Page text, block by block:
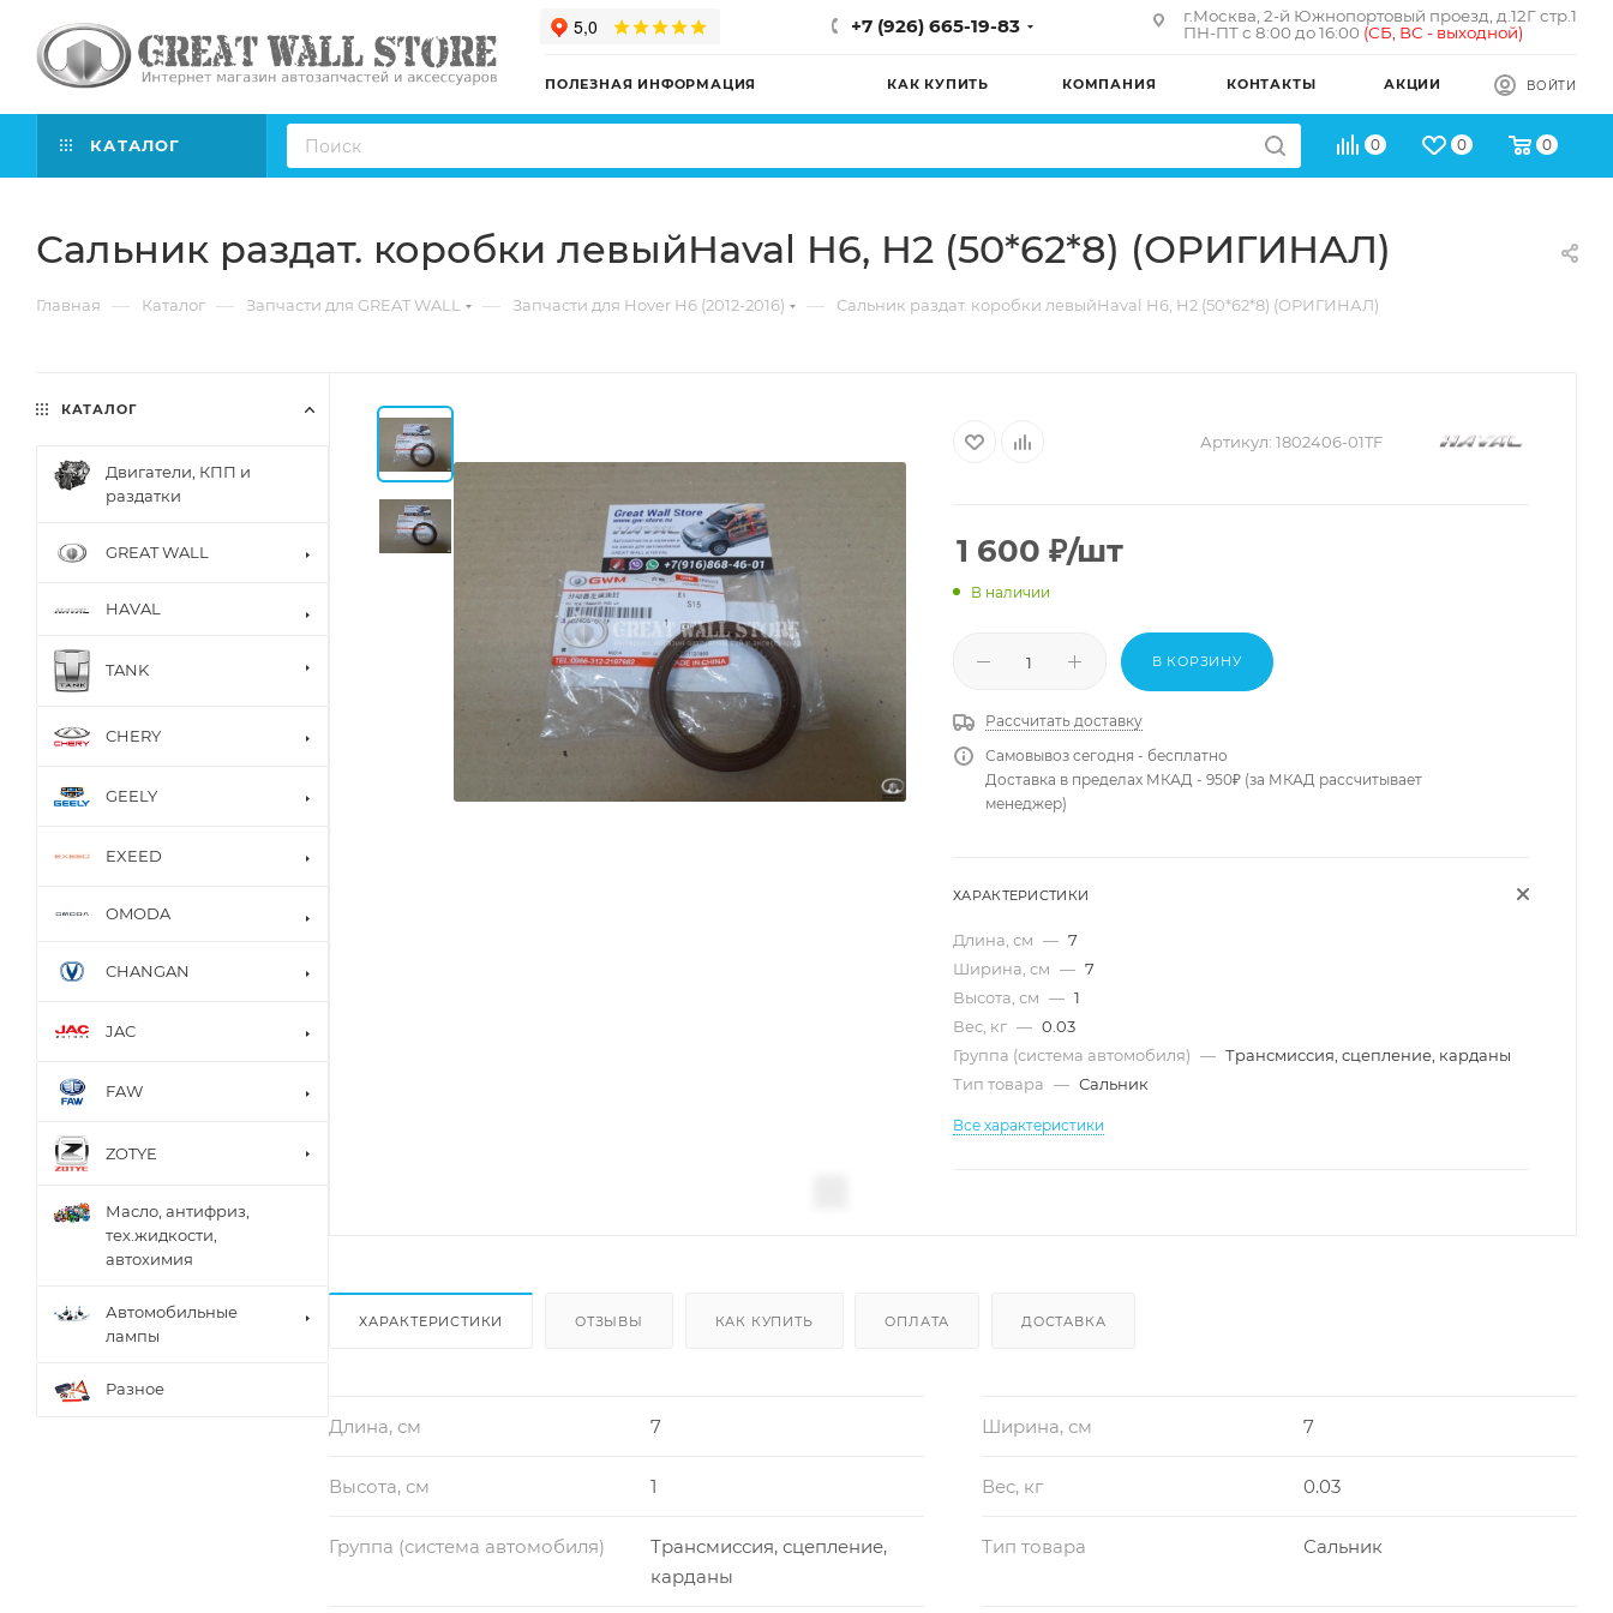
+7 (926) 665-19-83
г.Москва, 2-й Южнопортовый проезд, д.12Г стр.1
ПН-ПТ с 8:00 до 16:00 (СБ, ВС - выходной)
ПОЛЕЗНАЯ ИНФОРМАЦИЯ КАК КУПИТЬ КОМПАНИЯ КОНТАКТЫ АКЦИИ ВОЙТИ
КАТАЛОГ 0 0 0
Сальник раздат. коробки левыйHaval H6, H2 (50*62*8) (ОРИГИНАЛ)
Главная — Каталог — Запчасти для GREAT WALL — Запчасти для Hover H6 (2012-2016) — Сальник раздат. коробки левыйHaval H6, H2 (50*62*8) (ОРИГИНАЛ)
Артикул: 1802406-01TF
1 600 ₽/шт
В наличии
В КОРЗИНУ
Рассчитать доставку
Самовывоз сегодня - бесплатно
Доставка в пределах МКАД - 950₽ (за МКАД рассчитывает
менеджер)
ХАРАКТЕРИСТИКИ
Длина, см — 7
Ширина, см — 7
Высота, см — 1
Вес, кг — 0.03
Группа (система автомобиля) — Трансмиссия, сцепление, карданы
Тип товара — Сальник
Все характеристики
ХАРАКТЕРИСТИКИ ОТЗЫВЫ КАК КУПИТЬ ОПЛАТА ДОСТАВКА
Длина, см 7 Ширина, см 7
Высота, см 1 Вес, кг 0.03
Группа (система автомобиля)
Трансмиссия, сцепление,
карданы
Тип товара Сальник
КАТАЛОГ
Двигатели, КПП и
раздатки
GREAT WALL
HAVAL
TANK
CHERY
GEELY
EXEED
OMODA
CHANGAN
JAC
FAW
ZOTYE
Масло, антифриз,
тех.жидкости,
автохимия
Автомобильные
лампы
Разное